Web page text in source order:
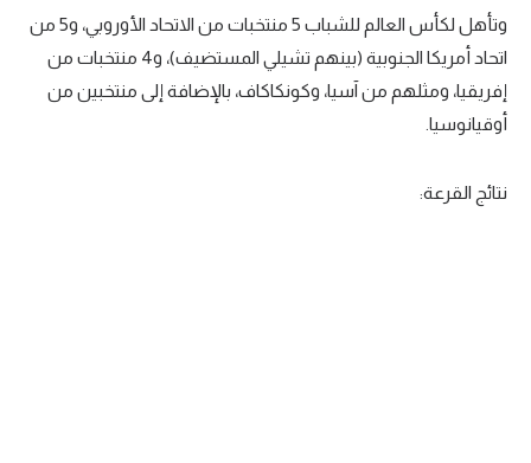
وتأهل لكأس العالم للشباب 5 منتخبات من الاتحاد الأوروبي، و5 من
اتحاد أمريكا الجنوبية (بينهم تشيلي المستضيف)، و4 منتخبات من
إفريقيا، ومثلهم من آسيا، وكونكاكاف، بالإضافة إلى منتخبين من
أوقيانوسيا.
نتائج القرعة: